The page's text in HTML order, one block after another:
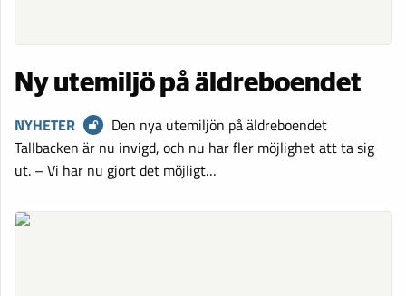
Ny utemiljö på äldreboendet
NYHETER
Den nya utemiljön på äldreboendet
Tallbacken är nu invigd, och nu har fler möjlighet att ta sig
ut. – Vi har nu gjort det möjligt…